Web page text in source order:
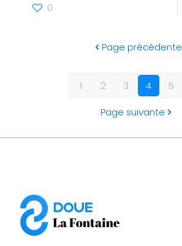
0
Page précédente
1 2 3 4 5
Page suivante